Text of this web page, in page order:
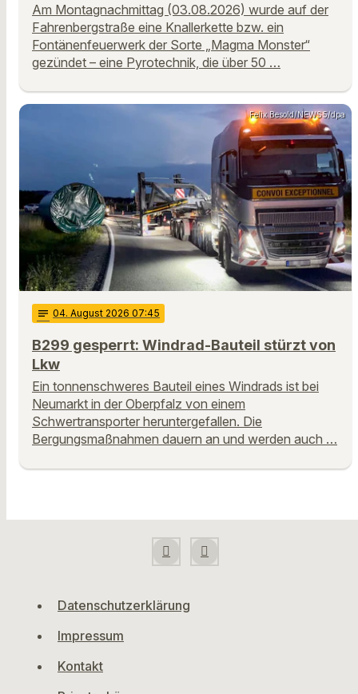
Am Montagnachmittag (03.08.2026) wurde auf der
Fahrenbergstraße eine Knallerkette bzw. ein
Fontänenfeuerwerk der Sorte „Magma Monster“
gezündet – eine Pyrotechnik, die über 50 …
Felix Besold/NEWS5/dpa
notes 04. August 2026 07:45
B299 gesperrt: Windrad-Bauteil stürzt von
Lkw
Ein tonnenschweres Bauteil eines Windrads ist bei
Neumarkt in der Oberpfalz von einem
Schwertransporter heruntergefallen. Die
Bergungsmaßnahmen dauern an und werden auch …
Datenschutzerklärung
Impressum
Kontakt